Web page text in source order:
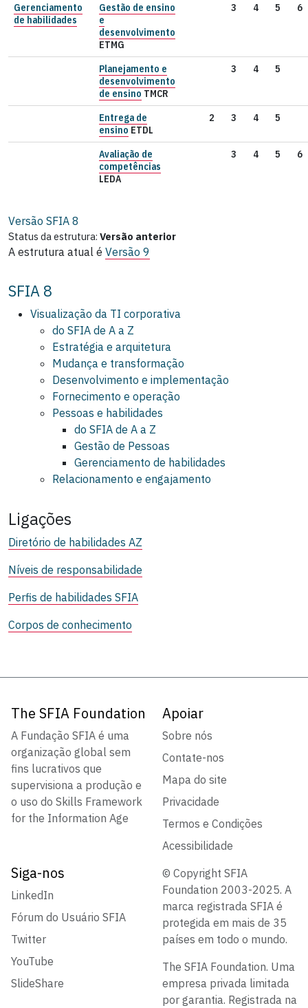
Gerenciamento
de habilidades
Gestão de ensino
e
desenvolvimento
ETMG
3 4 5 6
Planejamento e
desenvolvimento
de ensino TMCR
3 4 5
Entrega de
ensino ETDL
2 3 4 5
Avaliação de
competências
LEDA
3 4 5 6
Versão SFIA 8
Status da estrutura: Versão anterior
A estrutura atual é Versão 9
SFIA 8
Visualização da TI corporativa
do SFIA de A a Z
Estratégia e arquitetura
Mudança e transformação
Desenvolvimento e implementação
Fornecimento e operação
Pessoas e habilidades
do SFIA de A a Z
Gestão de Pessoas
Gerenciamento de habilidades
Relacionamento e engajamento
Ligações
Diretório de habilidades AZ
Níveis de responsabilidade
Perfis de habilidades SFIA
Corpos de conhecimento
The SFIA Foundation
A Fundação SFIA é uma
organização global sem
fins lucrativos que
supervisiona a produção e
o uso do Skills Framework
for the Information Age
Apoiar
Sobre nós
Contate-nos
Mapa do site
Privacidade
Termos e Condições
Acessibilidade
Siga-nos
LinkedIn
Fórum do Usuário SFIA
Twitter
YouTube
SlideShare
© Copyright SFIA
Foundation 2003-2025. A
marca registrada SFIA é
protegida em mais de 35
países em todo o mundo.
The SFIA Foundation. Uma
empresa privada limitada
por garantia. Registrada na